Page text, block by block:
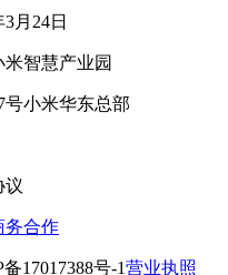
月24日
智慧产业园
小米华东总部
议
务合作
17017388号-1营业执照